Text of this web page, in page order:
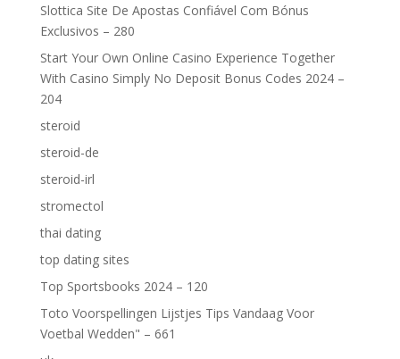
Slottica Site De Apostas Confiável Com Bónus
Exclusivos – 280
Start Your Own Online Casino Experience Together
With Casino Simply No Deposit Bonus Codes 2024 –
204
steroid
steroid-de
steroid-irl
stromectol
thai dating
top dating sites
Top Sportsbooks 2024 – 120
Toto Voorspellingen Lijstjes Tips Vandaag Voor
Voetbal Wedden" – 661